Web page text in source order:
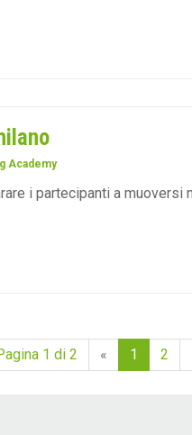
Academy
i partecipanti a muoversi
1 di 2 « 1 2